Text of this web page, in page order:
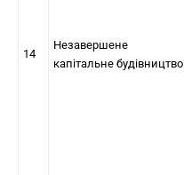
14
Незавершене
капітальне будівництво